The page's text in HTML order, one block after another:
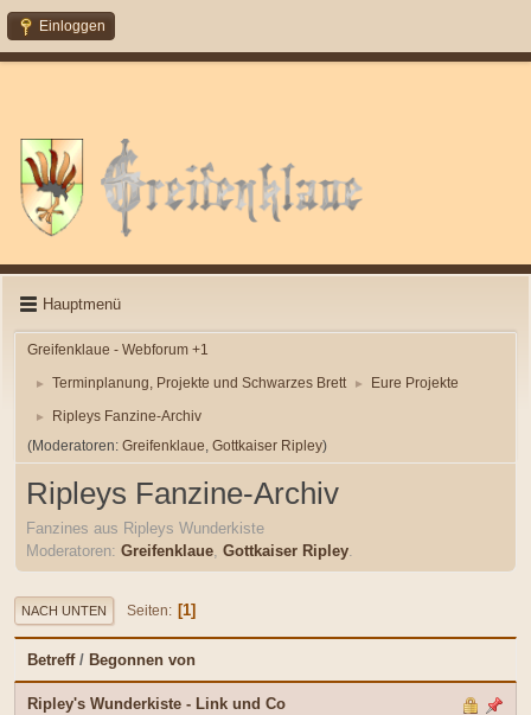
Einloggen
Hauptmenü
Greifenklaue - Webforum +1
► Terminplanung, Projekte und Schwarzes Brett ► Eure Projekte
►
Ripleys Fanzine-Archiv
(Moderatoren: Greifenklaue Gottkaiser Ripley)
Ripleys Fanzine-Archiv
Fanzines aus Ripleys Wunderkiste
Moderatoren: Greifenklaue, Gottkaiser Ripley.
NACH UNTEN Seiten 1
Betreff/ Begonnen von
Ripley's Wunderkiste - Link und Co